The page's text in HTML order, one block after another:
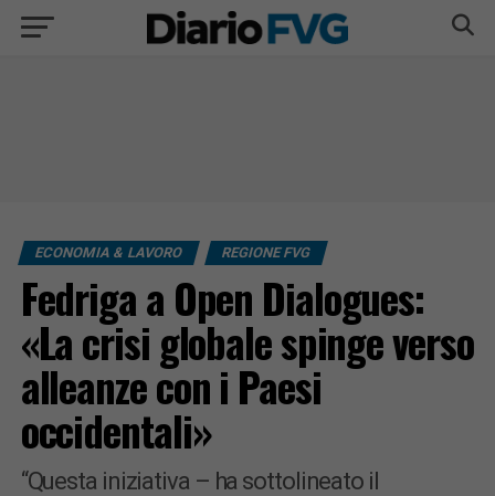
ECONOMIA & LAVORO REGIONE FVG
Fedriga a Open Dialogues:
«La crisi globale spinge verso
alleanze con i Paesi
occidentali»
“Questa iniziativa – ha sottolineato il